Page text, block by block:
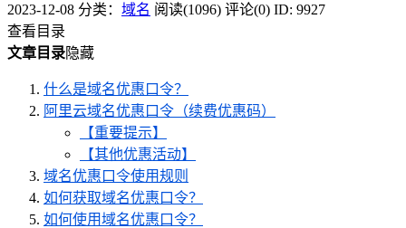
2023-12-08 分类： 域名 阅读(1096) 评论(0) ID: 9927
查看目录
文章目录隐藏
什么是域名优惠口令？
阿里云域名优惠口令（续费优惠码）
【重要提示】
【其他优惠活动】
域名优惠口令使用规则
如何获取域名优惠口令？
如何使用域名优惠口令？